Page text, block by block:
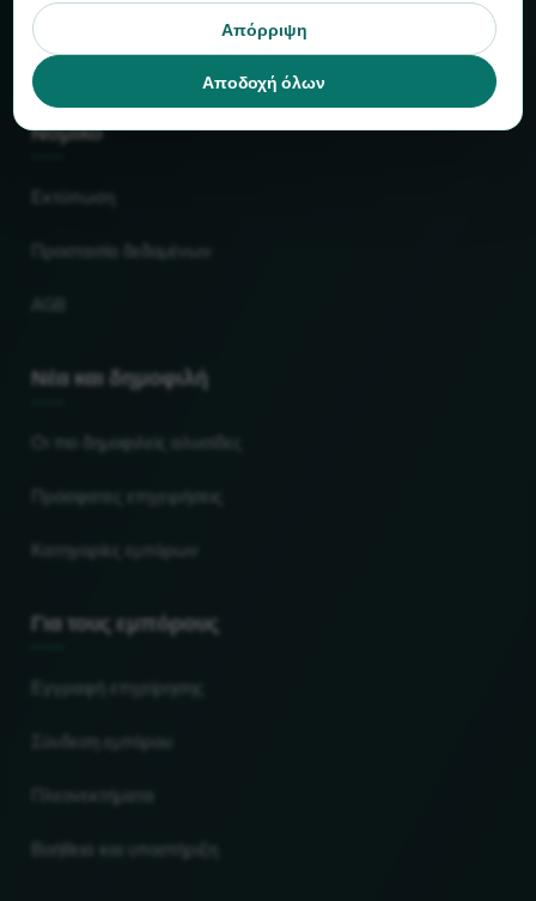
Στοιχεία και αριθμοί
Συνεργάτες
Νομικό
Εκτύπωση
Προστασία δεδομένων
Νέα και δημοφιλή
Οι πιο δημοφιλείς αλυσίδες
Πρόσφατες επιχειρήσεις
Κατηγορίες εμπόρων
Για τους εμπόρους
Εγγραφή επιχείρησης
Πλεονεκτήματα
Βοήθεια και υποστήριξη
Απόρριψη
Αποδοχή όλων